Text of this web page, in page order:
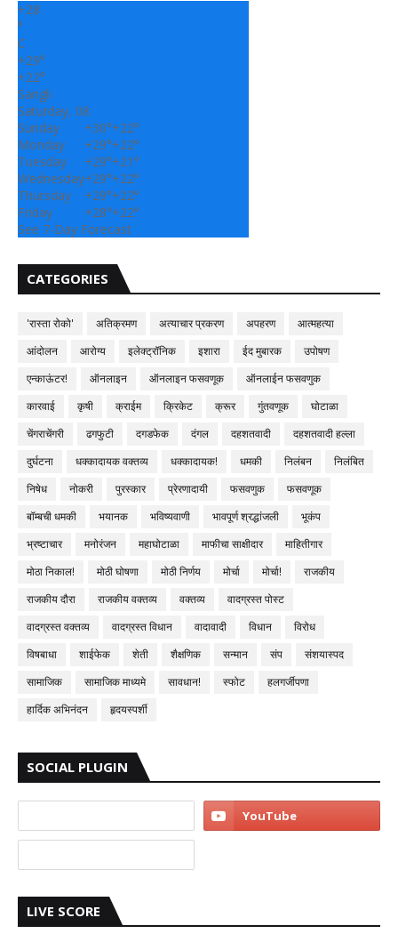
+28
°
C
+29°
+22°
Sangli
Saturday, 08
Sunday
+30°+22°
Monday
+29°+22°
Tuesday
+29°+21°
Wednesday+29°+22°
Thursday
+29°+22°
Friday
+28°+22°
See 7-Day Forecast
CATEGORIES
'रास्ता रोको' अतिक्रमण अत्याचार प्रकरण अपहरण
आत्महत्या
आंदोलन
आरोग्य इलेक्ट्रॉनिक इशारा ईद मुबारक
उपोषण
एन्काऊंटर!
ऑनलाइन ऑनलाइन फसवणूक
ऑनलाईन फसवणुक
कारवाई
कृषी क्राईम क्रिकेट क्रूर गुंतवणूक
घोटाळा
चेंगराचेंगरी
ढगफुटी दगडफेक दंगल दहशतवादी
दहशतवादी हल्ला
दुर्घटना
धक्कादायक वक्तव्य धक्कादायक! धमकी निलंबन
निलंबित
निषेध
नोकरी पुरस्कार प्रेरणादायी फसवणुक
फसवणूक
बॉम्बची धमकी
भयानक भविष्यवाणी भावपूर्ण श्रद्धांजली
भूकंप
भ्रष्टाचार
मनोरंजन महाघोटाळा माफीचा साक्षीदार
माहितीगार
मोठा निकाल!
मोठी घोषणा मोठी निर्णय मोर्चा मोर्चा!
राजकीय
राजकीय दौरा
राजकीय वक्तव्य वक्तव्य
वादग्रस्त पोस्ट
वादग्रस्त वक्तव्य
वादग्रस्त विधान वादावादी विधान
विरोध
विषबाधा
शाईफेक शेती शैक्षणिक सन्मान संप
संशयास्पद
सामाजिक
सामाजिक माध्यमे सावधान! स्फोट
हलगर्जीपणा
हार्दिक अभिनंदन
हृदयस्पर्शी
SOCIAL PLUGIN
LIVE SCORE